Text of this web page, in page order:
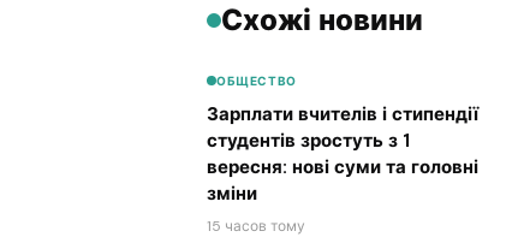
Схожі новини
ОБЩЕСТВО
Зарплати вчителів і стипендії
студентів зростуть з 1
вересня: нові суми та головні
зміни
15 часов тому